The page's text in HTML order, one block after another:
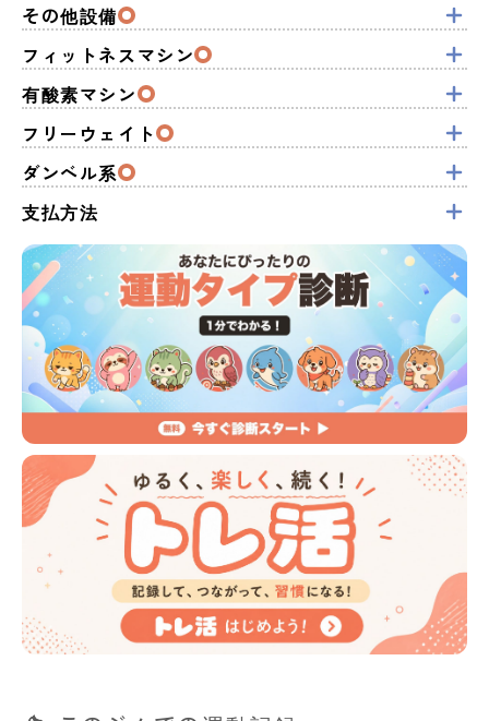
その他設備
フィットネスマシン
有酸素マシン
フリーウェイト
ダンベル系
支払方法